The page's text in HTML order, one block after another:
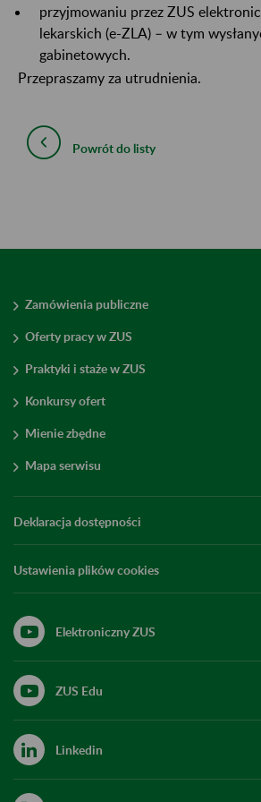
przyjmowaniu przez ZUS
lekarskich (e-ZLA) – w tym
gabinetowych.
Przepraszamy za utrudnienia.
Powrót do listy
Zamówienia publiczne
Oferty pracy w ZUS
Praktyki i staże w ZUS
Konkursy ofert
Mienie zbędne
Mapa serwisu
Deklaracja dostępności
Ustawienia plików cookies
Elektroniczny ZUS
ZUS Edu
Linkedin